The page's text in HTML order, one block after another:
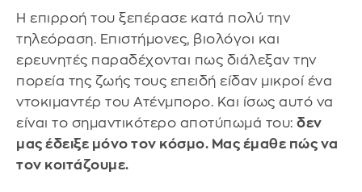
Η επιρροή του ξεπέρασε κατά πολύ την
τηλεόραση. Επιστήμονες, βιολόγοι και
ερευνητές παραδέχονται πως διάλεξαν την
πορεία της ζωής τους επειδή είδαν μικροί ένα
ντοκιμαντέρ του Ατένμπορο. Και ίσως αυτό να
είναι το σημαντικότερο αποτύπωμά του: δεν
μας έδειξε μόνο τον κόσμο. Μας έμαθε πώς να
τον κοιτάζουμε.